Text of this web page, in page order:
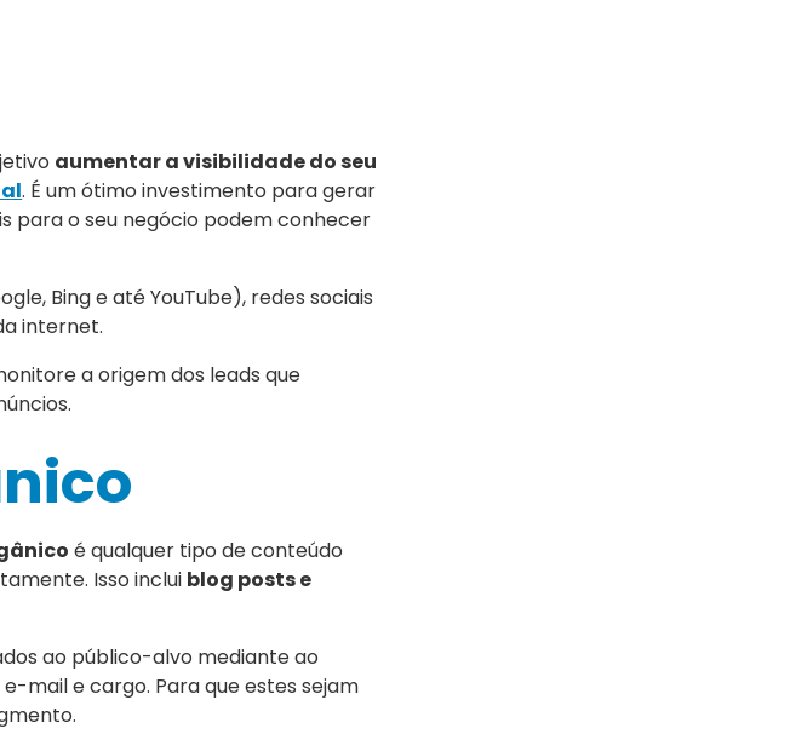
aumentar a visibilidade do seu
. É um ótimo investimento para gerar
para o seu negócio podem conhecer
Bing e até YouTube), redes sociais
internet.
a origem dos leads que
é qualquer tipo de conteúdo
Isso inclui blog posts e
ao público-alvo mediante ao
mail e cargo. Para que estes sejam